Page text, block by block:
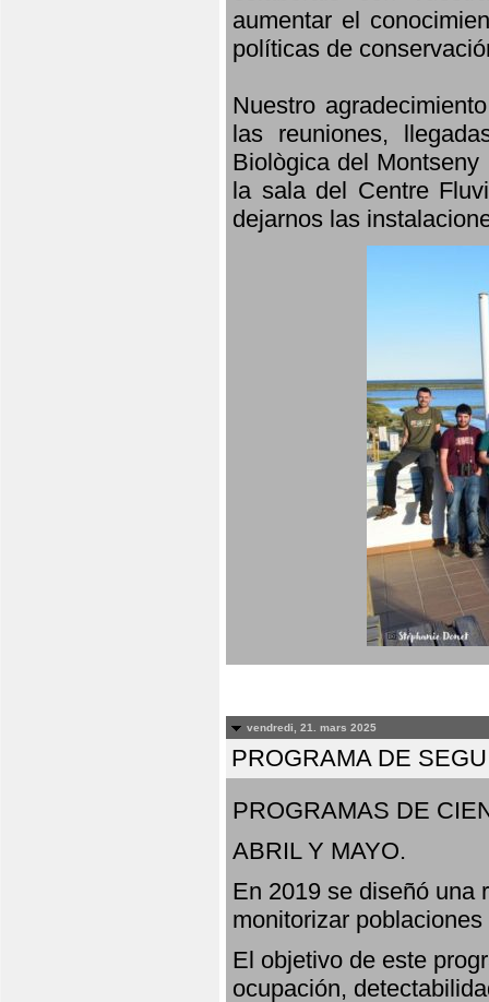
aumentar el
políticas de
Nuestro
las reuniones,
Biològica del
la sala del Centre
dejarnos las
vendredi, 21. mars 2025
PROGRAMA DE
PROGRAMAS DE
ABRIL Y MAYO.
En 2019 se diseñó una
monitorizar
El objetivo de este
ocupación,